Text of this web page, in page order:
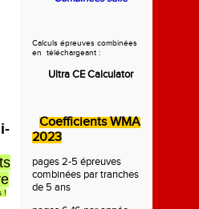
!
Calculs épreuves combinées
en téléchargeant :
Ultra CE Calculator
Coefficients WMA
2023
pages 2-5 épreuves
combinées par tranches
de 5 ans